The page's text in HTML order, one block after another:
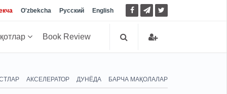
O'zbekcha Русский English
Book Review
АКСЕЛЕРАТОР ДУНЁДА БАРЧА МАҚОЛАЛАР